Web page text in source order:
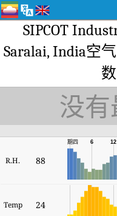
SIPCOT
Saralai, India空
没
R.H. 88
12
6
星期四
Temp 24